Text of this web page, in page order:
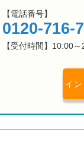
【電話番号】
0120-716-
【受付時間】10:00
イ